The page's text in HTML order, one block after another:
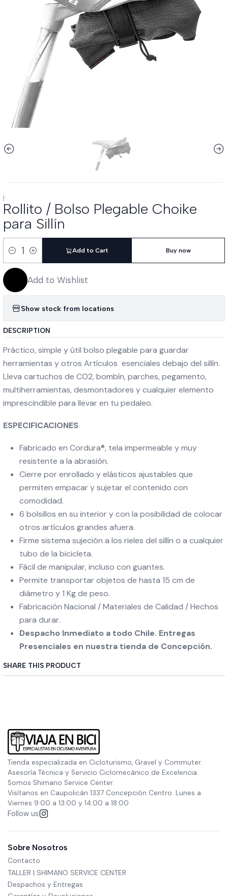
|
Rollito / Bolso Plegable Choike
para Sillín
Quantity
Add to Cart Buy now
Add to Wishlist
Show stock from locations
DESCRIPTION
Práctico, simple y útil bolso plegable para guardar
herramientas y otros Artículos esenciales debajo del sillín.
Lleva cartuchos de CO2, bombín, parches, pegamento,
multiherramientas, desmontadores y cualquier elemento
imprescindible para llevar en tu pedaleo.
ESPECIFICACIONES
Fabricado en Cordura®, tela impermeable y muy
resistente a la abrasión.
Cierre por enrollado y elásticos ajustables que
permiten empacar y sujetar el contenido con
comodidad.
6 bolsillos en su interior y con la posibilidad de colocar
otros artículos grandes afuera.
Firme sistema sujeción a los rieles del sillín o a cualquier
tubo de la bicicleta.
Fácil de manipular, incluso con guantes.
Permite transportar objetos de hasta 15 cm de
diámetro y 1 Kg de peso.
Fabricación Nacional / Materiales de Calidad / Hechos
para durar.
Despacho Inmediato a todo Chile. Entregas
Presenciales en nuestra tienda de Concepción.
SHARE THIS PRODUCT
Tienda especializada en Cicloturismo, Gravel y Commuter.
Asesoría Técnica y Servicio Ciclomecánico de Excelencia.
Somos Shimano Service Center.
Visítanos en Caupolicán 1337 Concepción Centro. Lunes a
Viernes 9:00 a 13:00 y 14:00 a 18:00
Follow us
Sobre Nosotros
Contacto
TALLER | SHIMANO SERVICE CENTER
Despachos y Entregas